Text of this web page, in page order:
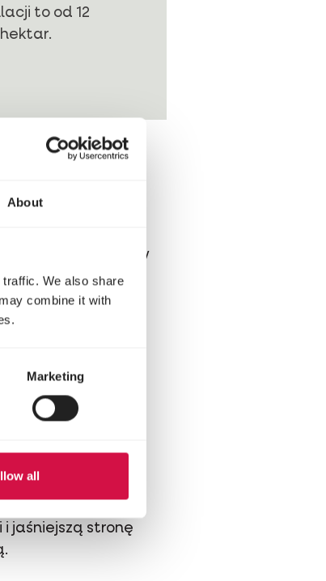
About
We also share
combine it with
Marketing
all
to od 12
hektar.
osobników
jelonków jest
jaśniejszą stronę